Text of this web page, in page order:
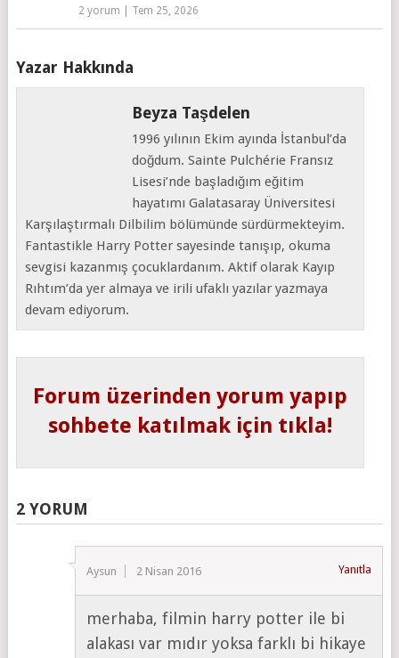
2 yorum Tem 25, 2026
Yazar Hakkında
Beyza Taşdelen
1996 yılının Ekim ayında İstanbul’da
doğdum. Sainte Pulchérie Fransız
Lisesi’nde başladığım eğitim
hayatımı Galatasaray Üniversitesi
Karşılaştırmalı Dilbilim bölümünde sürdürmekteyim.
Fantastikle Harry Potter sayesinde tanışıp, okuma
sevgisi kazanmış çocuklardanım. Aktif olarak Kayıp
Rıhtım’da yer almaya ve irili ufaklı yazılar yazmaya
devam ediyorum.
Forum üzerinden yorum yapıp
sohbete katılmak için tıkla!
2 YORUM
Aysun 2 Nisan 2016 Yanıtla
merhaba, filmin harry potter ile bi
alakası var mıdır yoksa farklı bi hikaye